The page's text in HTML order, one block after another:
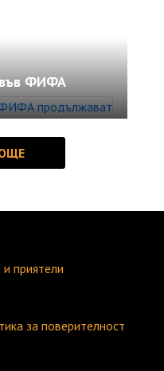
във ФИФА
приятели
за поверителност